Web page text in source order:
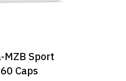
MZB Sport
Caps